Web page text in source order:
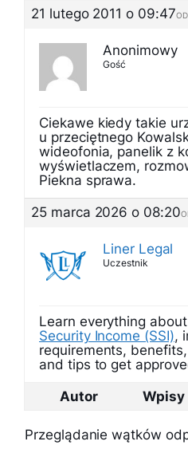
21 lutego 2011 o 09:47
Anonimowy
Gość
Ciekawe kiedy takie
u przeciętnego
wideofonia, panelik z
wyświetlaczem,
Piekna sprawa.
25 marca 2026 o 08:20
Liner Legal
Uczestnik
Learn everything about
Security Income (SSI),
requirements,
and tips to get
Autor
Wpisy
Przeglądanie wątków